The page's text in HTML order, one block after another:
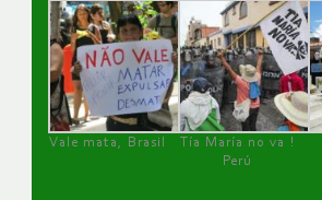
Vale mata, Brasil
Tía María no va !
Perú